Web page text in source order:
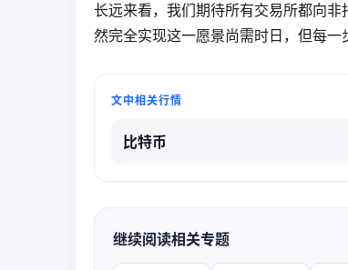
长远来看，我们期待所有交易所都向
然完全实现这一愿景尚需时日，但每一
文中相关行情
比特币
继续阅读相关专题